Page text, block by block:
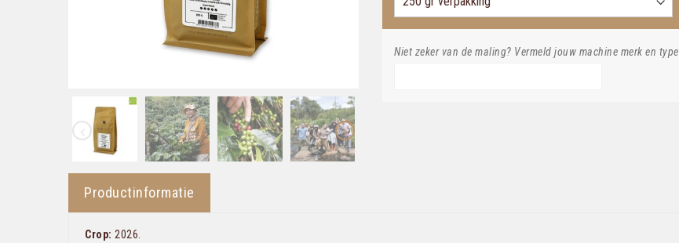
Niet zeker van de maling? Vermeld jouw machine merk en type.
Productinformatie
Crop: 2026.